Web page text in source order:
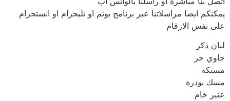
يمكنكم ايضا مراسلاتنا عبر برنامج بوتم او تليجرام او انستجرام
على نفس الارقام
لبان ذكر
جاوي حر
مستكه
مسك بودرة
عنبر خام